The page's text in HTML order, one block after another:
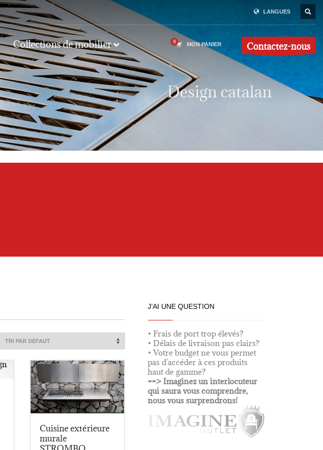
LANGUES
Collections de mobilier MON PANIER Contactez-nous
Design catalan
Cuisine extérieure
murale
J’AI UNE QUESTION
• Frais de port trop élevés?
• Délais de livraison pas clairs?
• Votre budget ne vous permet
pas d'accéder à ces produits
haut de gamme?
==> Imaginez un interlocuteur
qui saura vous comprendre,
nous vous surprendrons!